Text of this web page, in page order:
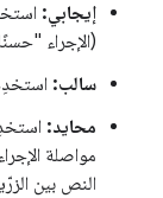
إيجابي:
(الإجراء
سالب:
محايد:
مواصلة
النص بين